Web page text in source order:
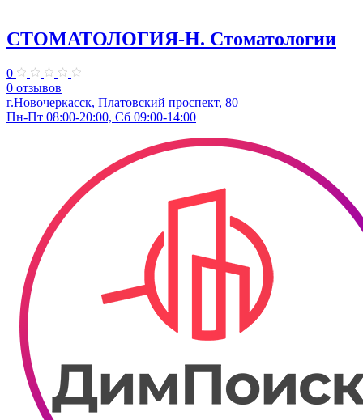
СТОМАТОЛОГИЯ-Н. Стоматологии
0
0 отзывов
г.Новочеркасск, Платовский проспект, 80
Пн-Пт 08:00-20:00, Сб 09:00-14:00